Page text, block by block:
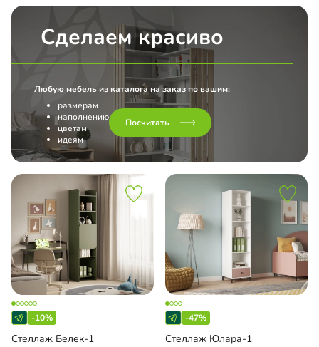
Сделаем красиво
Любую мебель из каталога на заказ по вашим:
размерам
наполнению
цветам
идеям
Посчитать
-10%
Стеллаж Белек-1
-47%
Стеллаж Юлара-1